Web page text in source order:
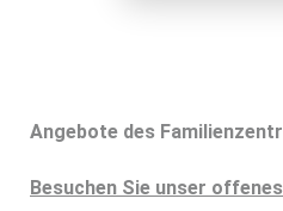
Angebote des
Besuchen Sie unser